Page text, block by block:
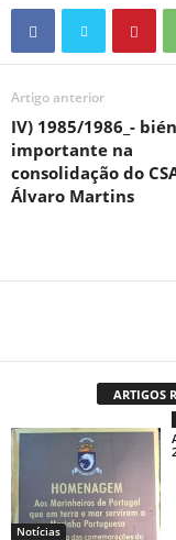
Artigo anterior
IV) 1985/1986_-
importante na
consolidação do
Álvaro Martins
ARTIGOS
Notícias